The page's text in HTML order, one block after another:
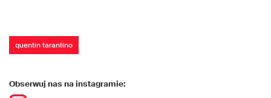
quentin tarantino
Obserwuj nas na instagramie: